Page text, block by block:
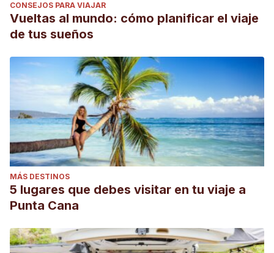
CONSEJOS PARA VIAJAR
Vueltas al mundo: cómo planificar el viaje
de tus sueños
MÁS DESTINOS
5 lugares que debes visitar en tu viaje a
Punta Cana